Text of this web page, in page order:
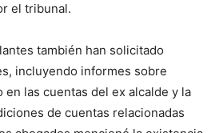
el tribunal.
también han solicitado
incluyendo informes sobre
las cuentas del ex alcalde y la
de cuentas relacionadas